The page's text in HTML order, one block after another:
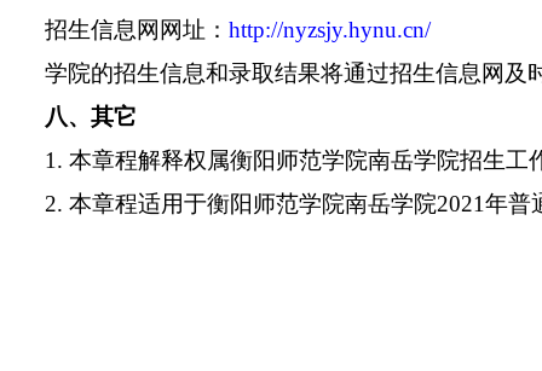
招生信息网网址： http://nyzsjy.hynu.cn/
学院的招生信息和录取结果将通过招生信息网及
八、其它
1. 本章程解释权属衡阳师范学院南岳学院招生工
2. 本章程适用于衡阳师范学院南岳学院2021年